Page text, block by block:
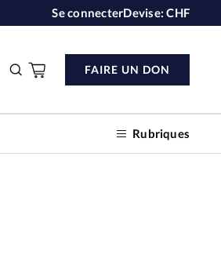
Se connecterDevise:CHF
Rubriques
FAIRE UN DON